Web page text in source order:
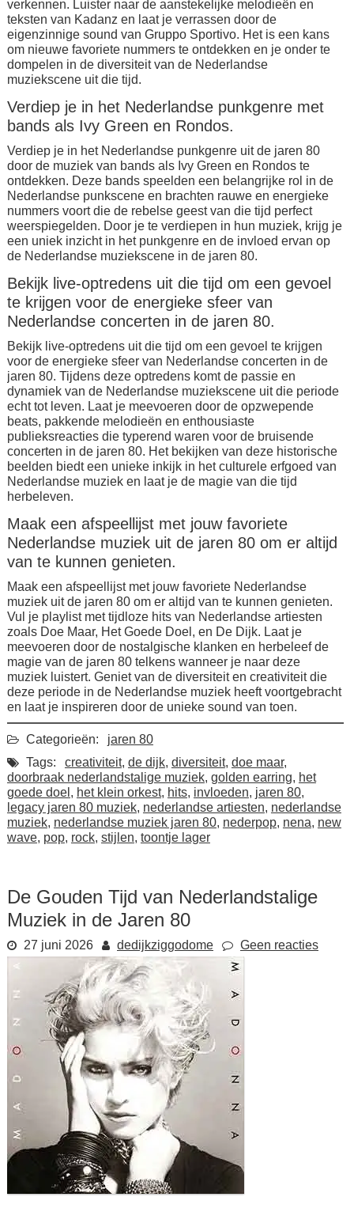
verkennen. Luister naar de aanstekelijke melodieën en
teksten van Kadanz en laat je verrassen door de
eigenzinnige sound van Gruppo Sportivo. Het is een kans
om nieuwe favoriete nummers te ontdekken en je onder te
dompelen in de diversiteit van de Nederlandse
muziekscene uit die tijd.
Verdiep je in het Nederlandse punkgenre met
bands als Ivy Green en Rondos.
Verdiep je in het Nederlandse punkgenre uit de jaren 80
door de muziek van bands als Ivy Green en Rondos te
ontdekken. Deze bands speelden een belangrijke rol in de
Nederlandse punkscene en brachten rauwe en energieke
nummers voort die de rebelse geest van die tijd perfect
weerspiegelden. Door je te verdiepen in hun muziek, krijg je
een uniek inzicht in het punkgenre en de invloed ervan op
de Nederlandse muziekscene in de jaren 80.
Bekijk live-optredens uit die tijd om een gevoel
te krijgen voor de energieke sfeer van
Nederlandse concerten in de jaren 80.
Bekijk live-optredens uit die tijd om een gevoel te krijgen
voor de energieke sfeer van Nederlandse concerten in de
jaren 80. Tijdens deze optredens komt de passie en
dynamiek van de Nederlandse muziekscene uit die periode
echt tot leven. Laat je meevoeren door de opzwepende
beats, pakkende melodieën en enthousiaste
publieksreacties die typerend waren voor de bruisende
concerten in de jaren 80. Het bekijken van deze historische
beelden biedt een unieke inkijk in het culturele erfgoed van
Nederlandse muziek en laat je de magie van die tijd
herbeleven.
Maak een afspeellijst met jouw favoriete
Nederlandse muziek uit de jaren 80 om er altijd
van te kunnen genieten.
Maak een afspeellijst met jouw favoriete Nederlandse
muziek uit de jaren 80 om er altijd van te kunnen genieten.
Vul je playlist met tijdloze hits van Nederlandse artiesten
zoals Doe Maar, Het Goede Doel, en De Dijk. Laat je
meevoeren door de nostalgische klanken en herbeleef de
magie van de jaren 80 telkens wanneer je naar deze
muziek luistert. Geniet van de diversiteit en creativiteit die
deze periode in de Nederlandse muziek heeft voortgebracht
en laat je inspireren door de unieke sound van toen.
Categorieën:
jaren 80
Tags:
creativiteit, de dijk, diversiteit, doe maar,
doorbraak nederlandstalige muziek, golden earring, het
goede doel , het klein orkest, hits, invloeden, jaren 80,
legacy jaren 80 muziek, nederlandse artiesten, nederlandse
muziek, nederlandse muziek jaren 80, nederpop, nena, new
wave, pop, rock, stijlen, toontje lager
De Gouden Tijd van Nederlandstalige
Muziek in de Jaren 80
27 juni 2026 dedijkziggodome Geen reacties